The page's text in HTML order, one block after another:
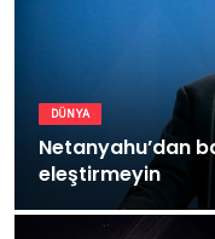
DÜNYA
Netanyahu’dan
eleştirmeyin